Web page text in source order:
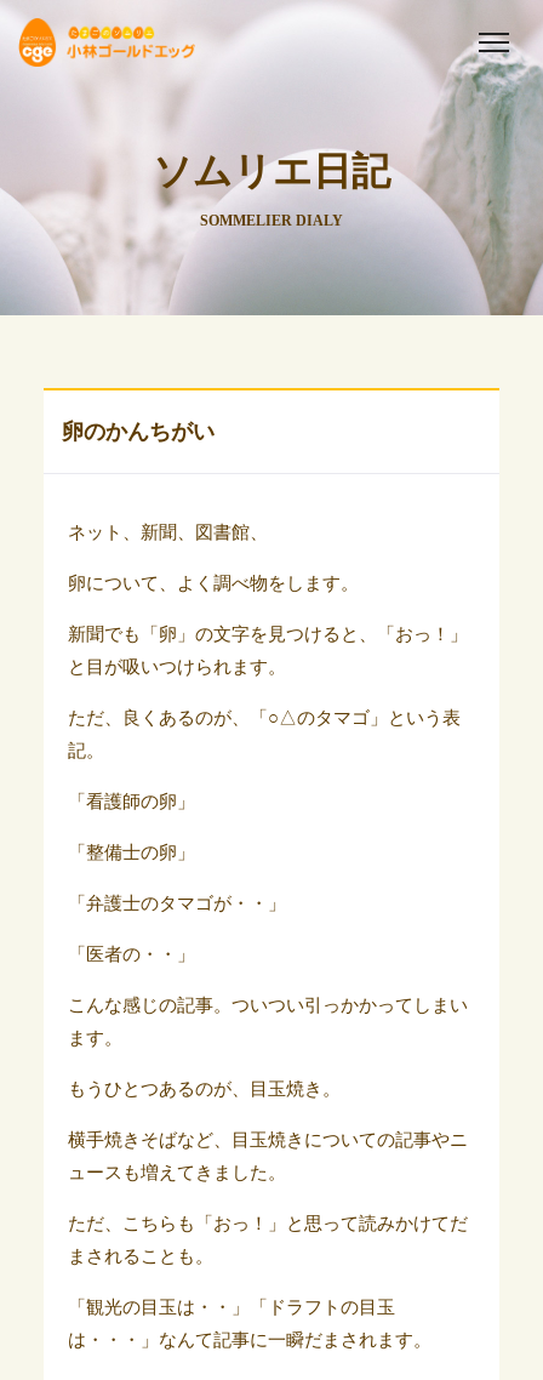
ソムリエ日記
SOMMELIER DIALY
卵のかんちがい
ネット、新聞、図書館、
卵について、よく調べ物をします。
新聞でも「卵」の文字を見つけると、「おっ！」
と目が吸いつけられます。
ただ、良くあるのが、「○△のタマゴ」という表
記。
「看護師の卵」
「整備士の卵」
「弁護士のタマゴが・・」
「医者の・・」
こんな感じの記事。ついつい引っかかってしまい
ます。
もうひとつあるのが、目玉焼き。
横手焼きそばなど、目玉焼きについての記事やニ
ュースも増えてきました。
ただ、こちらも「おっ！」と思って読みかけてだ
まされることも。
「観光の目玉は・・」「ドラフトの目玉
は・・・」なんて記事に一瞬だまされます。